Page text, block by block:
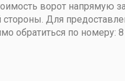
ворот напрямую
Для
обратиться по номеру: